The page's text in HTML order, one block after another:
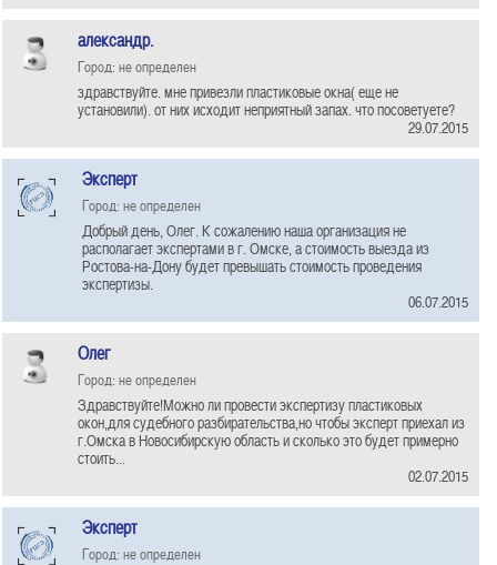
александр.
Город: не определен
здравствуйте. мне привезли пластиковые окна( еще не
установили). от них исходит неприятный запах. что посоветуете?
29.07.2015
Эксперт
Город: не определен
Добрый день, Олег. К сожалению наша организация не
располагает экспертами в г. Омске, а стоимость выезда из
Ростова-на-Дону будет превышать стоимость проведения
экспертизы.
06.07.2015
Олег
Город: не определен
Здравствуйте!Можно ли провести экспертизу пластиковых
окон,для судебного разбирательства,но чтобы эксперт приехал из
г.Омска в Новосибирскую область и сколько это будет примерно
стоить...
02.07.2015
Эксперт
Город: не определен